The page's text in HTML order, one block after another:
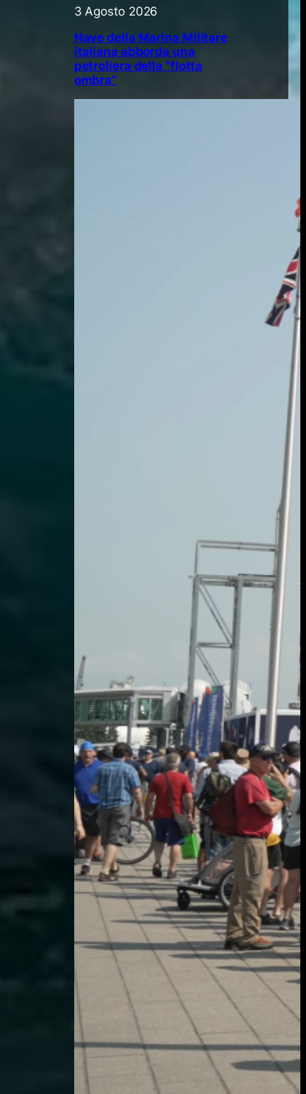
3 Agosto 2026
Nave della Marina Militare
italiana abborda una
petroliera della “flotta
ombra”